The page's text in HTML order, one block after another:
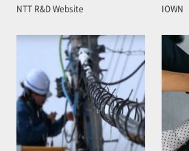
NTT R&D Website IOWN